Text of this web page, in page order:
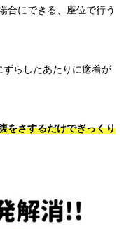
合にできる、座位で行う
らしたあたりに癒着が
をさするだけでぎっくり